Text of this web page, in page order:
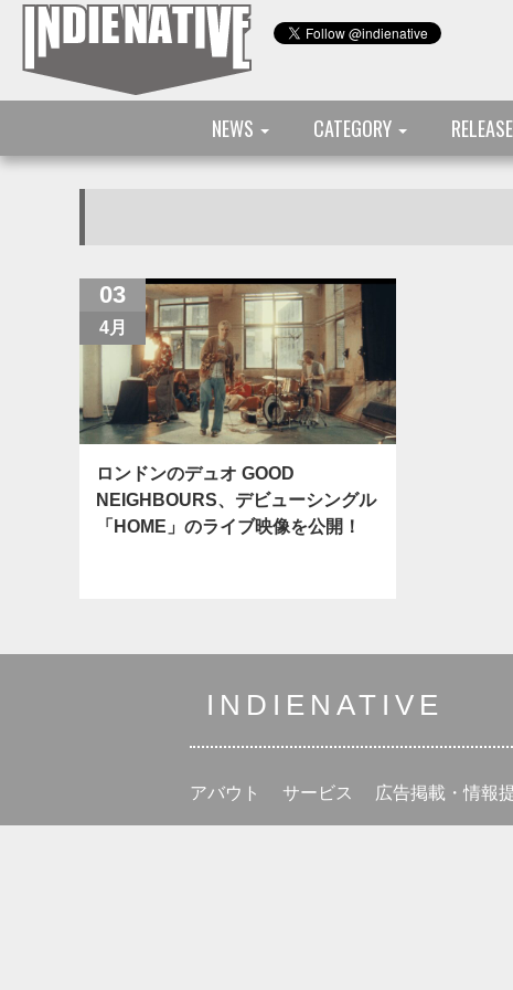
NEWS CATEGORY RELEASE
03
4月
ロンドンのデュオ GOOD
NEIGHBOURS、デビューシングル
「HOME」のライブ映像を公開！
INDIENATIVE
アバウト サービス 広告掲載・情報